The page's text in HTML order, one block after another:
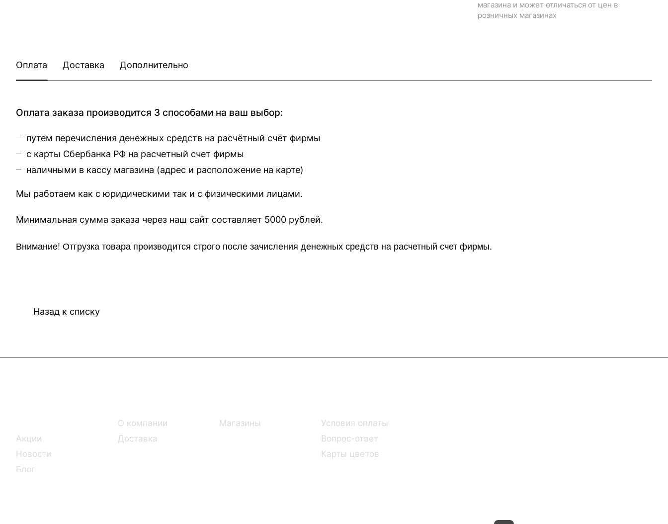
магазина и может отличаться от цен в
розничных магазинах
Оплата Доставка Дополнительно
Оплата заказа производится 3 способами на ваш выбор:
путем перечисления денежных средств на расчётный счёт фирмы
с карты Сбербанка РФ на расчетный счет фирмы
наличными в кассу магазина (адрес и расположение на карте)
Мы работаем как с юридическими так и с физическими лицами.
Минимальная сумма заказа через наш сайт составляет 5000 рублей.
Внимание! Отгрузка товара производится строго после зачисления денежных средств на расчетный счет фирмы.
Назад к списку
Акции
Новости
Блог
О компании
Доставка
Магазины
Условия оплаты
Вопрос-ответ
Карты цветов